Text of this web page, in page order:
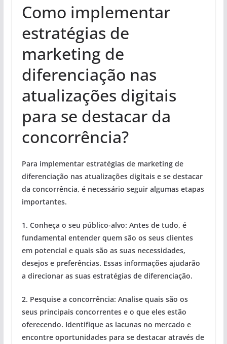
Como implementar
estratégias de
marketing de
diferenciação nas
atualizações digitais
para se destacar da
concorrência?
Para implementar estratégias de marketing de
diferenciação nas atualizações digitais e se destacar
da concorrência, é necessário seguir algumas etapas
importantes.
1. Conheça o seu público-alvo: Antes de tudo, é
fundamental entender quem são os seus clientes
em potencial e quais são as suas necessidades,
desejos e preferências. Essas informações ajudarão
a direcionar as suas estratégias de diferenciação.
2. Pesquise a concorrência: Analise quais são os
seus principais concorrentes e o que eles estão
oferecendo. Identifique as lacunas no mercado e
encontre oportunidades para se destacar através de